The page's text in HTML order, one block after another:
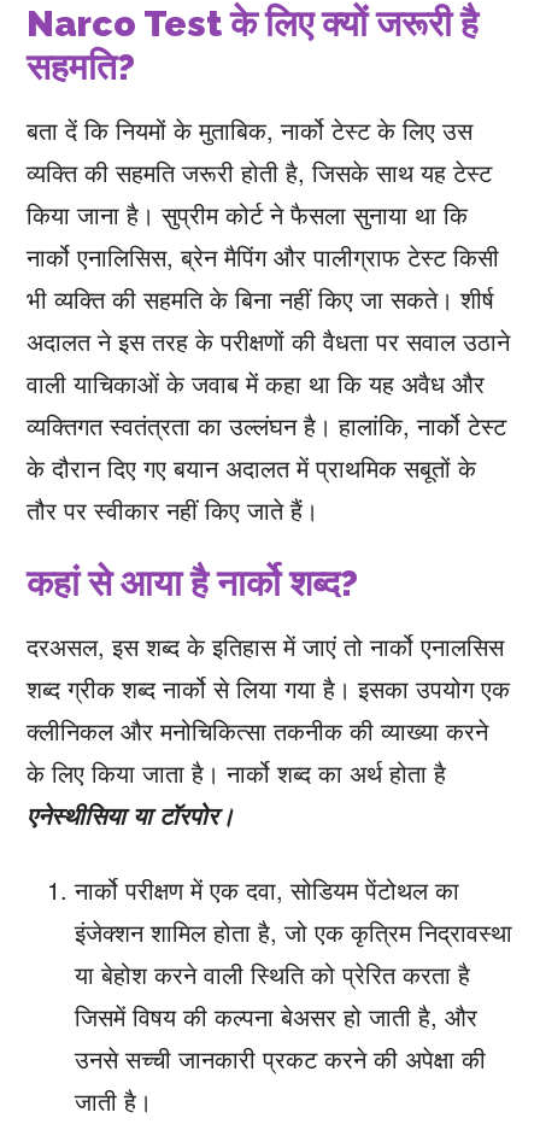
Narco Test के लिए क्‍यों जरूरी है
सहमति?
बता दें कि नियमों के मुताबिक, नार्को टेस्ट के लिए उस
व्यक्ति की सहमति जरूरी होती है, जिसके साथ यह टेस्‍ट
किया जाना है। सुप्रीम कोर्ट ने फैसला सुनाया था कि
नार्को एनालिसिस, ब्रेन मैपिंग और पालीग्राफ टेस्ट किसी
भी व्यक्ति की सहमति के बिना नहीं किए जा सकते। शीर्ष
अदालत ने इस तरह के परीक्षणों की वैधता पर सवाल उठाने
वाली याचिकाओं के जवाब में कहा था कि यह अवैध और
व्यक्तिगत स्वतंत्रता का उल्लंघन है। हालांकि, नार्को टेस्‍ट
के दौरान दिए गए बयान अदालत में प्राथमिक सबूतों के
तौर पर स्वीकार नहीं किए जाते हैं।
कहां से आया है नार्को शब्‍द?
दरअसल, इस शब्‍द के इतिहास में जाएं तो नार्को एनालसिस
शब्द ग्रीक शब्द नार्को से लिया गया है। इसका उपयोग एक
क्‍लीनिकल ​​और मनोचिकित्सा तकनीक की व्‍याख्‍या करने
के लिए किया जाता है। नार्को शब्‍द का अर्थ होता है
एनेस्थीसिया या टॉरपोर।
नार्को परीक्षण में एक दवा, सोडियम पेंटोथल का
इंजेक्शन शामिल होता है, जो एक कृत्रिम निद्रावस्था
या बेहोश करने वाली स्थिति को प्रेरित करता है
जिसमें विषय की कल्पना बेअसर हो जाती है, और
उनसे सच्ची जानकारी प्रकट करने की अपेक्षा की
जाती है।